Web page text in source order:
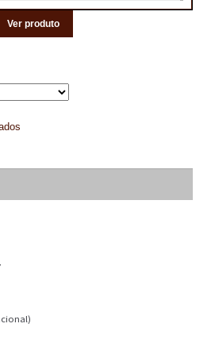
Ver produto